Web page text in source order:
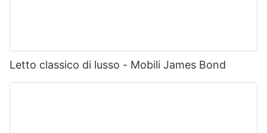
Letto classico di lusso - Mobili James Bond